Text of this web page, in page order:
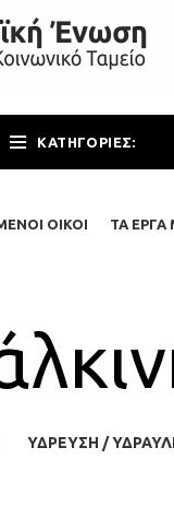
ΚΑΤΗΓΟΡΊΕΣ:
ΟΊΚΟΙ ΤΑ ΈΡΓΑ
ΥΔΡΕΥΣΗ /